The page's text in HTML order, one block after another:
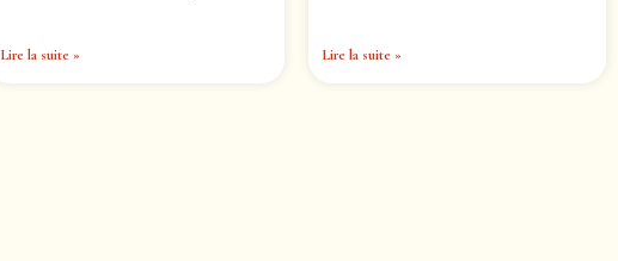
Lire la suite » Lire la suite »